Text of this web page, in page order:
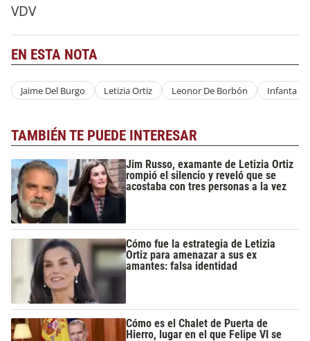
VDV
EN ESTA NOTA
Jaime Del Burgo Letizia Ortiz Leonor De Borbón Infanta
TAMBIÉN TE PUEDE INTERESAR
Jim Russo, examante de Letizia Ortiz
rompió el silencio y reveló que se
acostaba con tres personas a la vez
Cómo fue la estrategia de Letizia
Ortiz para amenazar a sus ex
amantes: falsa identidad
Cómo es el Chalet de Puerta de
Hierro, lugar en el que Felipe VI se